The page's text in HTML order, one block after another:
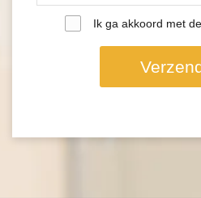
Ik ga akkoord met de